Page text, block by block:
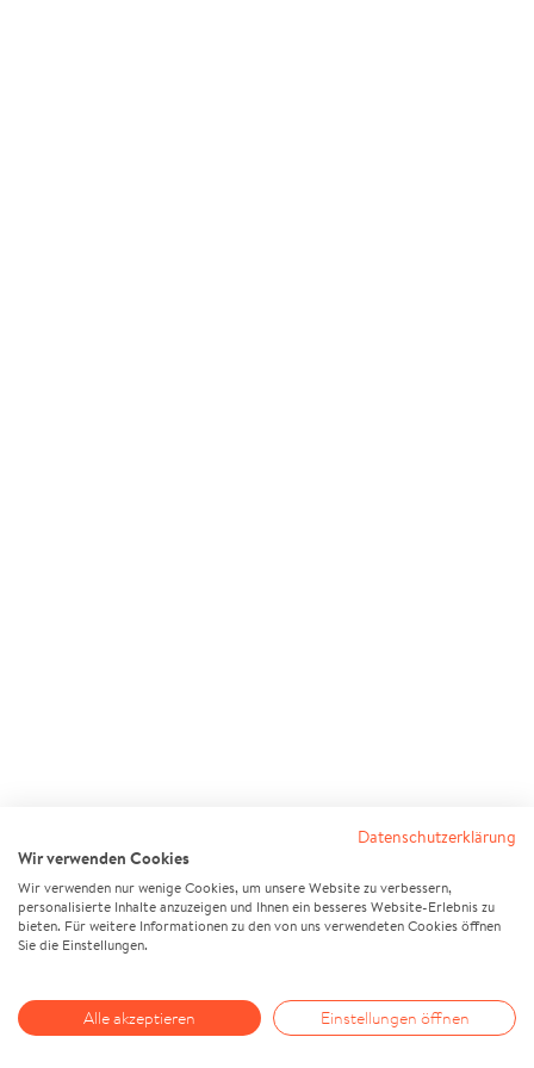
Datenschutzerklärung
Wir verwenden Cookies
Wir verwenden nur wenige Cookies, um unsere Website zu verbessern,
personalisierte Inhalte anzuzeigen und Ihnen ein besseres Website-Erlebnis zu
bieten. Für weitere Informationen zu den von uns verwendeten Cookies öffnen
Sie die Einstellungen.
Alle akzeptieren Einstellungen öffnen